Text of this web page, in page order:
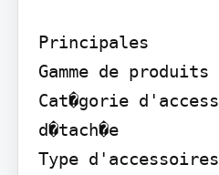
Principales
Gamme de produits
Cat�gorie
d�tach�e
Type